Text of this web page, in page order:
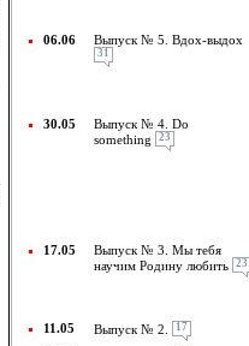
06.06 Выпуск № 5. Вдох-выдох
31
30.05
Выпуск № 4. Do
something
23
17.05
Выпуск № 3. Мы тебя
научим Родину любить 23
11.05 Выпуск № 2. 17